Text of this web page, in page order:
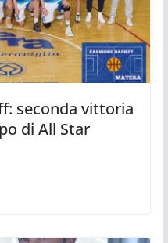
seconda vittoria
di All Star